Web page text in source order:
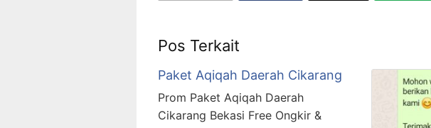
Pos Terkait
Paket Aqiqah Daerah Cikarang
Prom Paket Aqiqah Daerah
Cikarang Bekasi Free Ongkir &